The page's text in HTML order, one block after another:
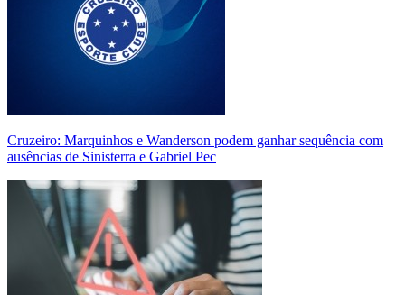
Cruzeiro: Marquinhos e Wanderson podem ganhar sequência com
ausências de Sinisterra e Gabriel Pec